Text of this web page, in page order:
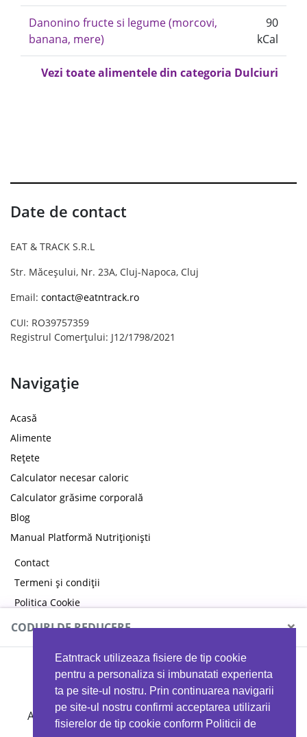
Eatntrack utilizeaza fisiere de tip cookie
pentru a personaliza si imbunatati experienta
ta pe site-ul nostru. Prin continuarea navigarii
pe site-ul nostru confirmi acceptarea utilizarii
fisierelor de tip cookie conform Politicii de
Danonino fructe si legume (morcovi,
banana, mere)
90
kCal
Vezi toate alimentele din categoria Dulciuri
Date de contact
EAT & TRACK S.R.L
Str. Măceșului, Nr. 23A, Cluj-Napoca, Cluj
Email: contact@eatntrack.ro
CUI: RO39757359
Registrul Comerțului: J12/1798/2021
Navigație
Acasă
Alimente
Rețete
Calculator necesar caloric
Calculator grăsime corporală
Blog
Manual Platformă Nutriționiști
Contact
Termeni și condiții
Politica Cookie
Politica de confidențialitate
CODURI DE REDUCERE ×
MYPROTEIN
Ai 40%reducere la orice comandă folosind codul
EATTRACK